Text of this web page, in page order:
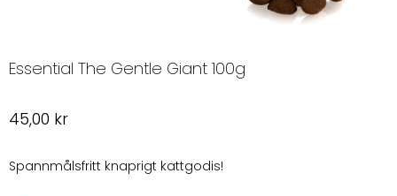
Essential The Gentle Giant 100g
45,00 kr
Spannmålsfritt knaprigt kattgodis!